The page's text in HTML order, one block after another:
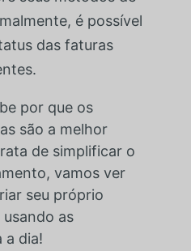
é possível
das faturas
por que os
são a melhor
de simplificar o
vamos ver
seu próprio
as
a dia!